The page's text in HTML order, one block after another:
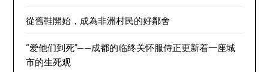
從舊鞋開始，成為非洲村民的好鄰舍
“爱他们到死”——成都的临终关怀服侍正更新着一座城
市的生死观